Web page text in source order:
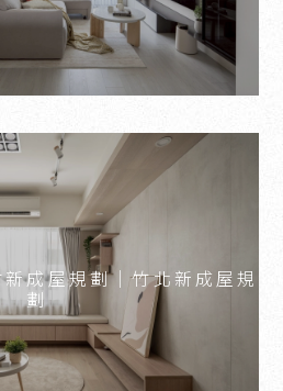
成屋規劃｜竹北新成屋規
劃